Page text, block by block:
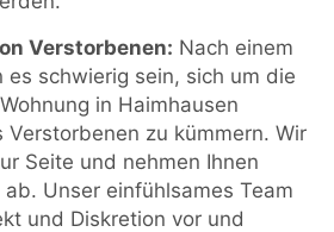
Verstorbenen: Nach einem
es schwierig sein, sich um die
in Haimhausen
Verstorbenen zu kümmern. Wir
Seite und nehmen Ihnen
Unser einfühlsames Team
und Diskretion vor und